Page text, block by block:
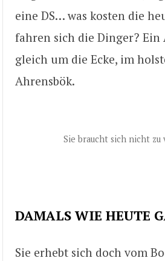
eine DS… was kosten die
fahren sich die Dinger? Ein
gleich um die Ecke, im
Ahrensbök.
Sie braucht sich nicht zu
DAMALS WIE HEUTE
Sie erhebt sich doch vom